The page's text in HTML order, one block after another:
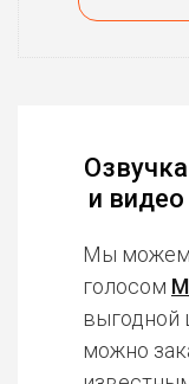
и
Мы можем
голосом
выгодной
можно